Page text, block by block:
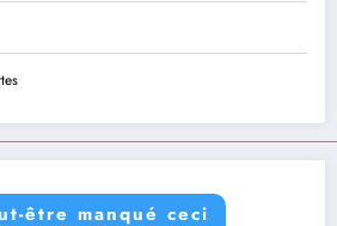
être manqué ceci